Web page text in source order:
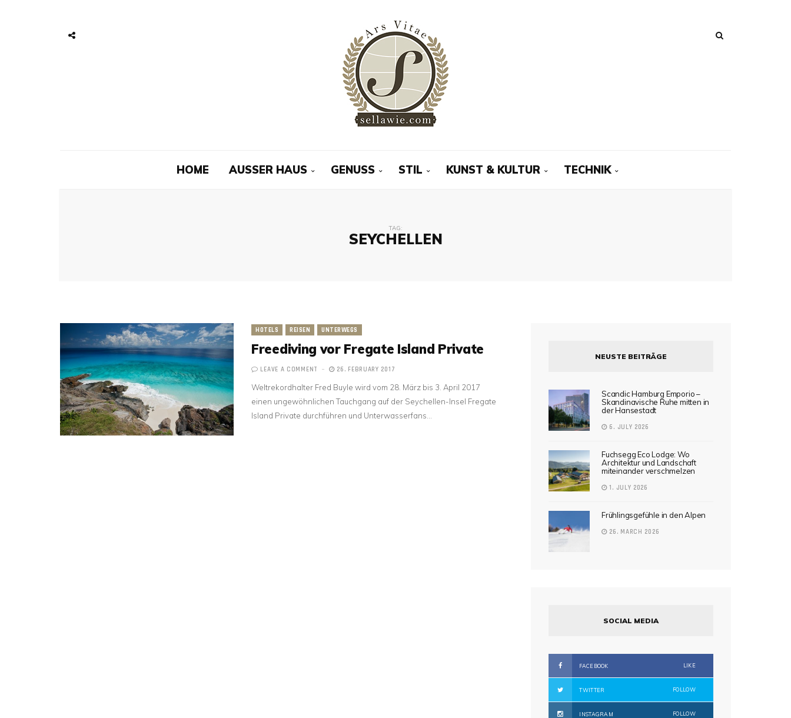
HOME AUSSER HAUS GENUSS STIL KUNST & KULTUR TECHNIK
TAG:
SEYCHELLEN
HOTELS REISEN UNTERWEGS
Freediving vor Fregate Island Private
LEAVE A COMMENT 26. FEBRUARY 2017
Weltrekordhalter Fred Buyle wird vom 28. März bis 3. April 2017
einen ungewöhnlichen Tauchgang auf der Seychellen-Insel Fregate
Island Private durchführen und Unterwasserfans…
NEUSTE BEITRÄGE
Scandic Hamburg Emporio –
Skandinavische Ruhe mitten in
der Hansestadt
6. JULY 2026
Fuchsegg Eco Lodge: Wo
Architektur und Landschaft
miteinander verschmelzen
1. JULY 2026
Frühlingsgefühle in den Alpen
26. MARCH 2026
SOCIAL MEDIA
FACEBOOK LIKE
TWITTER FOLLOW
INSTAGRAM FOLLOW